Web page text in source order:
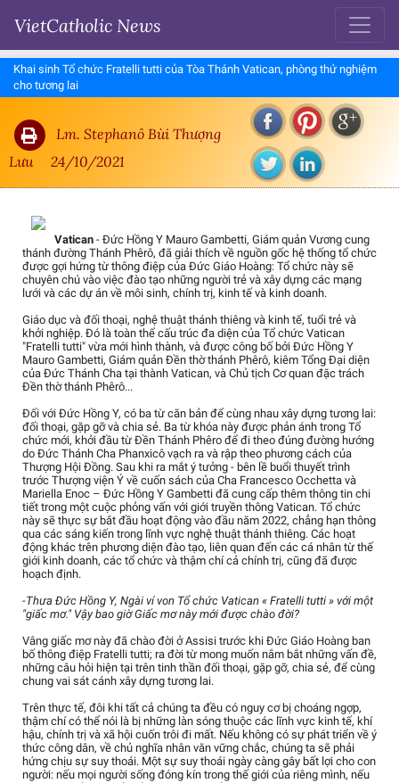
VietCatholic News
Khai sinh Tổ chức Fratelli tutti của Tòa Thánh Vatican, phòng thử nghiệm
cho tương lai
Lm. Stephanô Bùi Thượng
Lưu
24/10/2021
Vatican - Đức Hồng Y Mauro Gambetti, Giám quản Vương cung
thánh đường Thánh Phêrô, đã giải thích về nguồn gốc hệ thống tổ chức
được gợi hứng từ thông điệp của Đức Giáo Hoàng: Tổ chức này sẽ
chuyên chú vào việc đào tạo những người trẻ và xây dựng các mạng
lưới và các dự án về môi sinh, chính trị, kinh tế và kinh doanh.
Giáo dục và đối thoại, nghệ thuật thánh thiêng và kinh tế, tuổi trẻ và
khởi nghiệp. Đó là toàn thể cấu trúc đa diện của Tổ chức Vatican
"Fratelli tutti" vừa mới hình thành, và được công bố bởi Đức Hồng Y
Mauro Gambetti, Giám quản Đền thờ thánh Phêrô, kiêm Tổng Đại diện
của Đức Thánh Cha tại thành Vatican, và Chủ tịch Cơ quan đặc trách
Đền thờ thánh Phêrô...
Đối với Đức Hồng Y, có ba từ căn bản để cùng nhau xây dựng tương lai:
đối thoại, gặp gỡ và chia sẻ. Ba từ khóa này được phản ánh trong Tổ
chức mới, khởi đầu từ Đền Thánh Phêro để đi theo đúng đường hướng
do Đức Thánh Cha Phanxicô vạch ra và rập theo phương cách của
Thượng Hội Đồng. Sau khi ra mắt ý tưởng - bên lề buổi thuyết trình
trước Thượng viện Ý về cuốn sách của Cha Francesco Occhetta và
Mariella Enoc – Đức Hồng Y Gambetti đã cung cấp thêm thông tin chi
tiết trong một cuộc phỏng vấn với giới truyền thông Vatican. Tổ chức
này sẽ thực sự bắt đầu hoạt động vào đầu năm 2022, chẳng hạn thông
qua các sáng kiến trong lĩnh vực nghệ thuật thánh thiêng. Các hoạt
động khác trên phương diện đào tạo, liên quan đến các cá nhân từ thế
giới kinh doanh, các tổ chức và thậm chí cả chính trị, cũng đã được
hoạch định.
-Thưa Đức Hồng Y, Ngài ví von Tổ chức Vatican « Fratelli tutti » với một
"giấc mơ." Vậy bao giờ Giấc mơ này mới được chào đời?
Vâng giấc mơ này đã chào đời ở Assisi trước khi Đức Giáo Hoàng ban
bố thông điệp Fratelli tutti; ra đời từ mong muốn nắm bắt những vấn đề,
những câu hỏi hiện tại trên tinh thần đối thoại, gặp gỡ, chia sẻ, để cùng
chung vai sát cánh xây dựng tương lai.
Trên thực tế, đôi khi tất cả chúng ta đều có nguy cơ bị choáng ngợp,
thậm chí có thể nói là bị những làn sóng thuộc các lĩnh vực kinh tế, khí
hậu, chính trị và xã hội cuốn trôi đi mất. Nếu không có sự phát triển về ý
thức công dân, về chủ nghĩa nhân văn vững chắc, chúng ta sẽ phải
hứng chịu sự suy thoái. Một sự suy thoái ngày càng gây bất lợi cho con
người: nếu mọi người sống đóng kín trong thế giới của riêng mình, nếu